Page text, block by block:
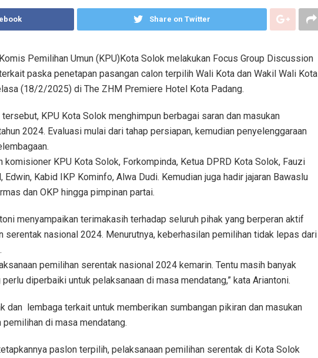
Share on Twitter
Pemilihan Umun (KPU)Kota Solok melakukan Focus Group Discussion
paska penetapan pasangan calon terpilih Wali Kota dan Wakil Wali Kota
(18/2/2025) di The ZHM Premiere Hotel Kota Padang.
KPU Kota Solok menghimpun berbagai saran dan masukan
2024. Evaluasi mulai dari tahap persiapan, kemudian penyelenggaraan
komisioner KPU Kota Solok, Forkompinda, Ketua DPRD Kota Solok, Fauzi
Kabid IKP Kominfo, Alwa Dudi. Kemudian juga hadir jajaran Bawaslu
dan OKP hingga pimpinan partai.
menyampaikan terimakasih terhadap seluruh pihak yang berperan aktif
serentak nasional 2024. Menurutnya, keberhasilan pemilihan tidak lepas dari
pemilihan serentak nasional 2024 kemarin. Tentu masih banyak
diperbaiki untuk pelaksanaan di masa mendatang,” kata Ariantoni.
dan lembaga terkait untuk memberikan sumbangan pikiran dan masukan
di masa mendatang.
paslon terpilih, pelaksanaan pemilihan serentak di Kota Solok